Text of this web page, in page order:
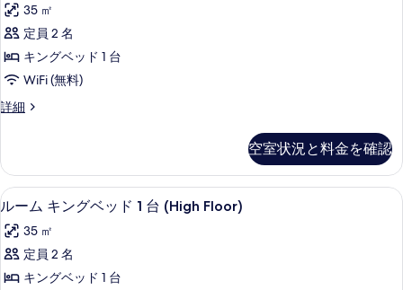
す
る
の
す
べ
て
の
を
表
示
す
る
ド
の
詳
ッ
ク
ス
ル
ー
キ
ン
グ
ベ
ッ
ド
35 ㎡
定員 2 名
キングベッド 1 台
WiFi (無料)
詳細
デ
ス
ル
ー
キ
ン
ベ
空室状況と料金を確認
ル
ー
ム
キ
13
ルーム キングベッド 1 台 (High Floor)
35 ㎡
定員 2 名
キングベッド 1 台